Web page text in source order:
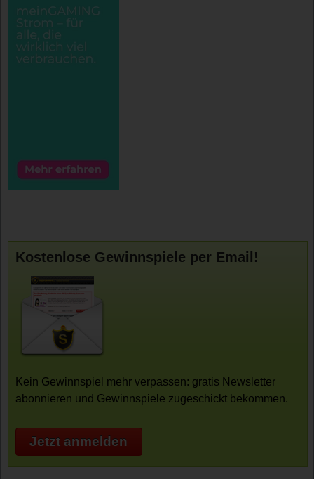
Kostenlose Gewinnspiele per Email!
Kein Gewinnspiel mehr verpassen: gratis Newsletter
abonnieren und Gewinnspiele zugeschickt bekommen.
Jetzt anmelden